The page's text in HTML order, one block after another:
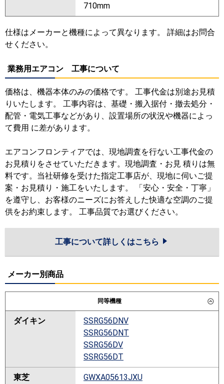
710mm
仕様はメーカーと機種によって異なります。 詳細はお問合
せください。
業務用エアコン 工事について
価格は、機器本体のみの価格です。 工事代金は別途お見積
りいたします。 工事内容は、基礎・搬入据付・撤去処分・
配管・電気工事などがあり、設置場所の状況や機器によっ
て費用 に差があります。
エアコンフロンティアでは、現地調査を行ない工事代金の
お見積りをさせていただきます。現地調査・お見 積りは無
料です。当社研修を受けた指定工事店が、現地に伺いご提
案・お見積り・施工をいたします。 「安心・安全・丁寧」
を遵守し、お客様のニーズにお答えした快適な空調のご提
供をお約束します。 工事品質でお選びください。
工事について詳しくはこちら
メーカー別商品
同等機種
ダイキン
SSRG56DNV
SSRG56DNT
SSRG56DV
SSRG56DT
東芝
GWXA05613JXU